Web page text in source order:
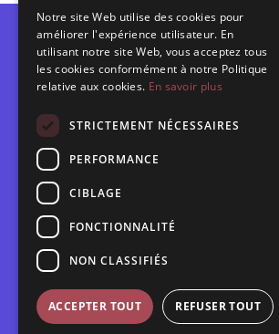
La Barcarolle
Établissement Public de
Coopération Culturelle
spectacle vivant Audomarois
Notre site Web utilise des cookies pour
améliorer l'expérience utilisateur. En
utilisant notre site Web, vous acceptez tous
les cookies conformément à notre Politique
relative aux cookies. En savoir plus
STRICTEMENT NÉCESSAIRES
PERFORMANCE
CIBLAGE
FONCTIONNALITÉ
NON CLASSIFIÉS
ACCEPTER TOUT REFUSER TOUT